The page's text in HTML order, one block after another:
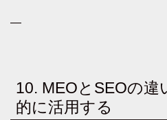
—
10. MEOとSEOの違
的に活用する